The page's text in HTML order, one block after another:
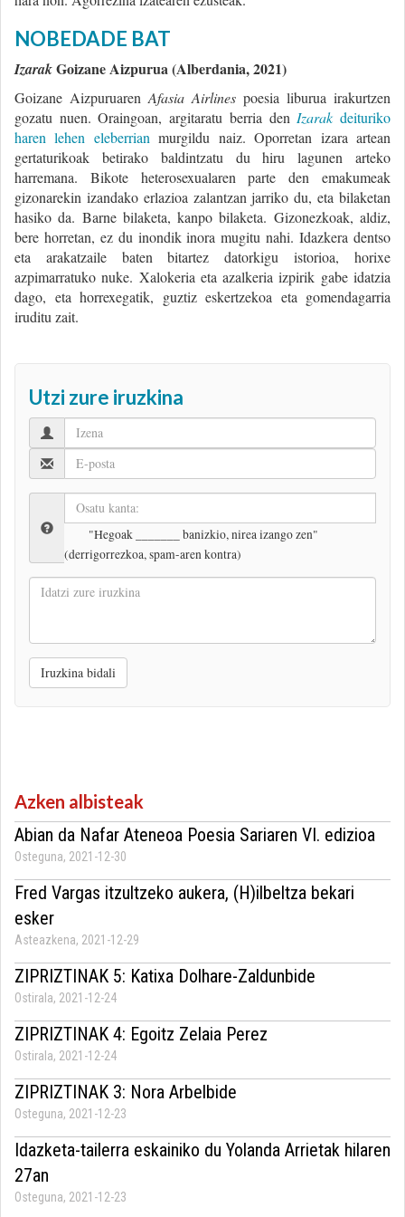
NOBEDADE BAT
IzarakGoizane Aizpurua (Alberdania, 2021)
Goizane Aizpuruaren Afasia Airlines poesia liburua irakurtzen
gozatu nuen. Oraingoan, argitaratu berria den Izarak deituriko
haren lehen eleberrian murgildu naiz. Oporretan izara artean
gertaturikoak betirako baldintzatu du hiru lagunen arteko
harremana. Bikote heterosexualaren parte den emakumeak
gizonarekin izandako erlazioa zalantzan jarriko du, eta bilaketan
hasiko da. Barne bilaketa, kanpo bilaketa. Gizonezkoak, aldiz,
bere horretan, ez du inondik inora mugitu nahi. Idazkera dentso
eta arakatzaile baten bitartez datorkigu istorioa, horixe
azpimarratuko nuke. Xalokeria eta azalkeria izpirik gabe idatzia
dago, eta horrexegatik, guztiz eskertzekoa eta gomendagarria
iruditu zait.
Utzi zure iruzkina
"Hegoak _______ banizkio, nirea izango zen"
(derrigorrezkoa, spam-aren kontra)
Idatzi
Iruzkina bidali
Azken albisteak
Abian da Nafar Ateneoa Poesia Sariaren VI. edizioa
Osteguna, 2021-12-30
Fred Vargas itzultzeko aukera, (H)ilbeltza bekari
esker
Asteazkena, 2021-12-29
ZIPRIZTINAK 5: Katixa Dolhare-Zaldunbide
Ostirala, 2021-12-24
ZIPRIZTINAK 4: Egoitz Zelaia Perez
Ostirala, 2021-12-24
ZIPRIZTINAK 3: Nora Arbelbide
Osteguna, 2021-12-23
Idazketa-tailerra eskainiko du Yolanda Arrietak hilaren
27an
Osteguna, 2021-12-23